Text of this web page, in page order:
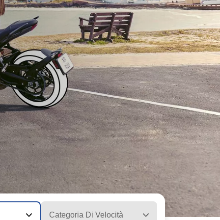
Categoria Di Velocità